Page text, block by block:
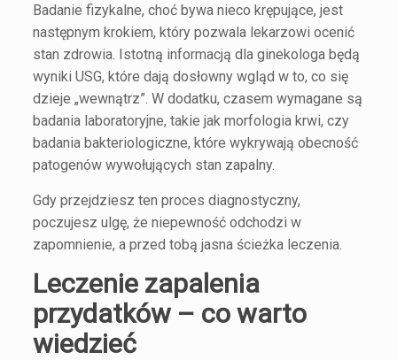
Badanie fizykalne, choć bywa nieco krępujące, jest
następnym krokiem, który pozwala lekarzowi ocenić
stan zdrowia. Istotną informacją dla ginekologa będą
wyniki USG, które dają dosłowny wgląd w to, co się
dzieje „wewnątrz”. W dodatku, czasem wymagane są
badania laboratoryjne, takie jak morfologia krwi, czy
badania bakteriologiczne, które wykrywają obecność
patogenów wywołujących stan zapalny.
Gdy przejdziesz ten proces diagnostyczny,
poczujesz ulgę, że niepewność odchodzi w
zapomnienie, a przed tobą jasna ścieżka leczenia.
Leczenie zapalenia
przydatków – co warto
wiedzieć